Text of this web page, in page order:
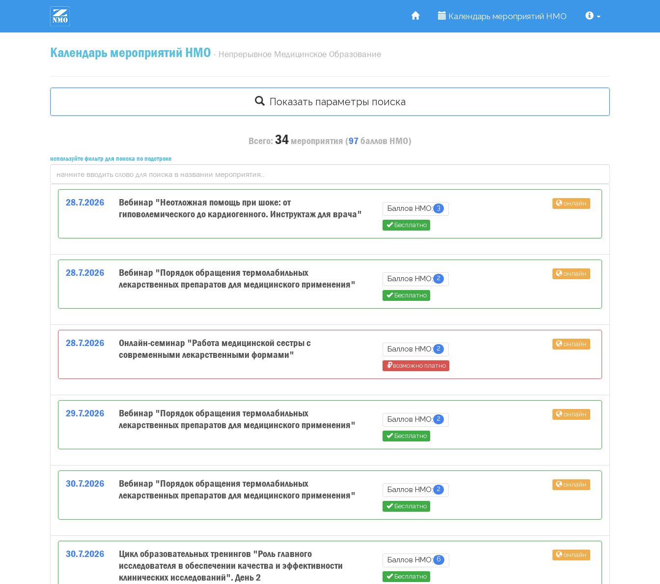
Календарь мероприятий НМО
Календарь мероприятий НМО - Непрерывное Медицинское Образование
Показать параметры поиска
Всего: 34 мероприятия (97баллов НМО)
используйте фильтр для поиска по подстроке
28.7.2026
Вебинар "Неотложная помощь при шоке: от
гиповолемического до кардиогенного. Инструктаж для врача"
Баллов НМО: 3
онлайн
Бесплатно
28.7.2026
Вебинар "Порядок обращения термолабильных
лекарственных препаратов для медицинского применения"
Баллов НМО: 2
онлайн
Бесплатно
28.7.2026
Онлайн-семинар "Работа медицинской сестры с
современными лекарственными формами"
Баллов НМО: 2
онлайн
возможно платно
29.7.2026
Вебинар "Порядок обращения термолабильных
лекарственных препаратов для медицинского применения"
Баллов НМО: 2
онлайн
Бесплатно
30.7.2026
Вебинар "Порядок обращения термолабильных
лекарственных препаратов для медицинского применения"
Баллов НМО: 2
онлайн
Бесплатно
30.7.2026
Цикл образовательных тренингов "Роль главного
исследователя в обеспечении качества и эффективности
клинических исследований". День 2
Баллов НМО: 6
онлайн
Бесплатно